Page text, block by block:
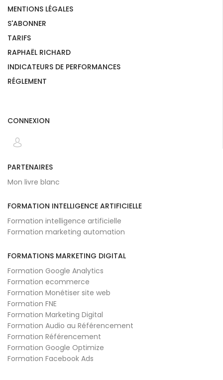
MENTIONS LÉGALES
S'ABONNER
TARIFS
RAPHAËL RICHARD
INDICATEURS DE PERFORMANCES
RÉGLEMENT
CONNEXION
PARTENAIRES
Mon livre blanc
FORMATION INTELLIGENCE ARTIFICIELLE
Formation intelligence artificielle
Formation marketing automation
FORMATIONS MARKETING DIGITAL
Formation Google Analytics
Formation ecommerce
Formation Monétiser site web
Formation FNE
Formation Marketing Digital
Formation Audio au Référencement
Formation Référencement
Formation Google Optimize
Formation Facebook Ads